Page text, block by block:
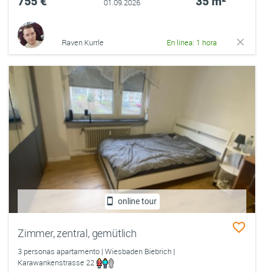
01.09.2026
Raven Kurrle En línea: 1 hora
online tour
Zimmer, zentral, gemütlich
3 personas apartamento | Wiesbaden Biebrich |
Karawankenstrasse 22